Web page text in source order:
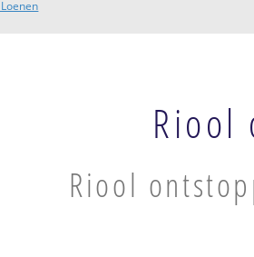
Riool
Riool